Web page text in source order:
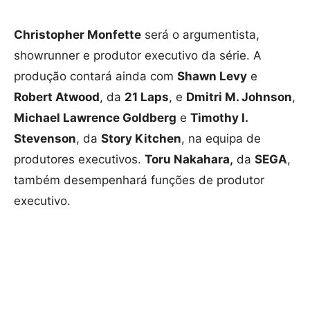
Christopher Monfette será o argumentista,
showrunner e produtor executivo da série. A
produção contará ainda com Shawn Levy e
Robert Atwood, da 21 Laps, e Dmitri M. Johnson,
Michael Lawrence Goldberg e Timothy I.
Stevenson, da Story Kitchen, na equipa de
produtores executivos. Toru Nakahara, da SEGA,
também desempenhará funções de produtor
executivo.